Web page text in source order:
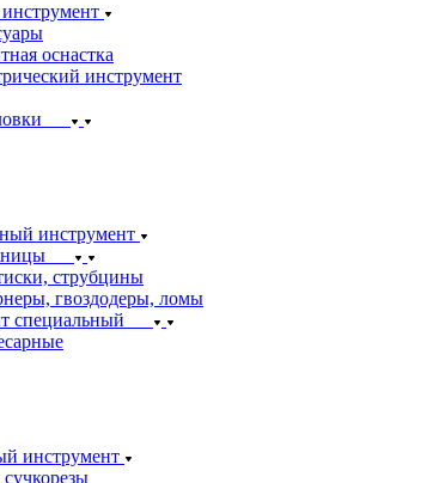
оснастка
инструмент
инструмент
струбцины
гвоздодеры, ломы
специальный
инструмент